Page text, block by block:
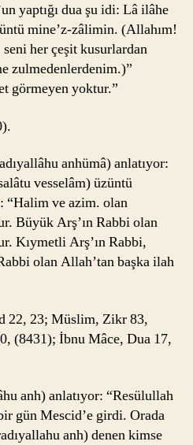
yaptığı dua şu idi: Lâ ilâhe
mine’z-zâlimin. (Allahım!
her çeşit kusurlardan
zulmedenlerdenim.)”
görmeyen yoktur.”
anhümâ) anlatıyor:
vesselâm) üzüntü
“Halim ve azim. olan
Büyük Arş’ın Rabbi olan
Kıymetli Arş’ın Rabbi,
olan Allah’tan başka ilah
22, 23; Müslim, Zikr 83,
(8431); İbnu Mâce, Dua 17,
anh) anlatıyor: “Resülullah
gün Mescid’e girdi. Orada
anh) denen kimse